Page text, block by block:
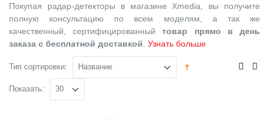
Покупая радар-детекторы в магазине Xmedia, вы получите
полную консультацию по всем моделям, а так же
качественный, сертифицированныйтовар прямо в день
заказа с бесплатной доставкой Узнать больше
Тип сортировки:
Показать: